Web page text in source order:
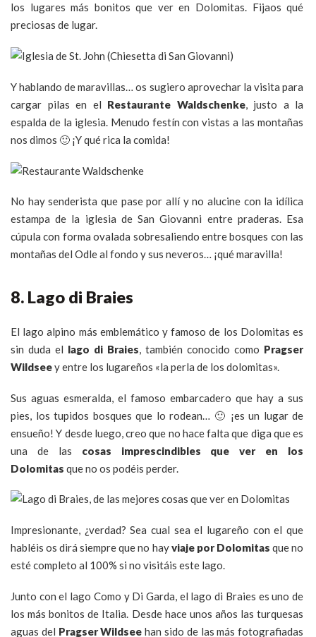
los lugares más bonitos que ver en Dolomitas. Fijaos qué
preciosas de lugar.
Y hablando de maravillas… os sugiero aprovechar la visita para
cargar pilas en el Restaurante Waldschenke, justo a la
espalda de la iglesia. Menudo festín con vistas a las montañas
nos dimos 🙂 ¡Y qué rica la comida!
No hay senderista que pase por allí y no alucine con la idílica
estampa de la iglesia de San Giovanni entre praderas. Esa
cúpula con forma ovalada sobresaliendo entre bosques con las
montañas del Odle al fondo y sus neveros… ¡qué maravilla!
8. Lago di Braies
El lago alpino más emblemático y famoso de los Dolomitas es
sin duda el lago di Braies, también conocido como Pragser
Wildseey entre los lugareños «la perla de los dolomitas».
Sus aguas esmeralda, el famoso embarcadero que hay a sus
pies, los tupidos bosques que lo rodean… 🙂 ¡es un lugar de
ensueño! Y desde luego, creo que no hace falta que diga que es
una de las cosas imprescindibles que ver en los
Dolomitas que no os podéis perder.
Impresionante, ¿verdad? Sea cual sea el lugareño con el que
habléis os dirá siempre que no hayviaje por Dolomitas que no
esté completo al 100% si no visitáis este lago.
Junto con el lago Como y Di Garda, el lago di Braies es uno de
los más bonitos de Italia. Desde hace unos años las turquesas
aguas del Pragser Wildsee han sido de las más fotografiadas